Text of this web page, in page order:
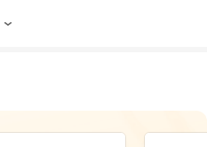
tế mũi nhọn, đồng thời là hạ
phát triển lĩnh vực này. Sách
đã cung cấp bức tranh toàn
trạng phát triển của ngành
Sách trắng CNTT-TT được bổ